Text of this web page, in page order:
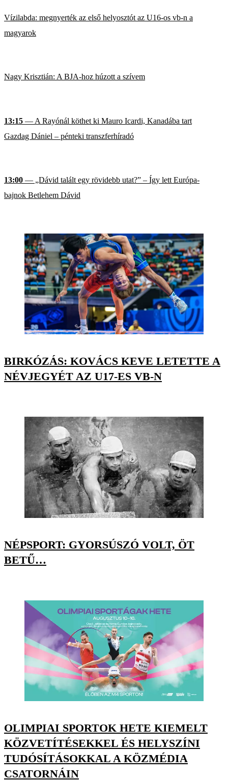
Vízilabda: megnyerték az első helyosztót az U16-os vb-n a
magyarok
Nagy Krisztián: A BJA-hoz húzott a szívem
13:15 — A Rayónál köthet ki Mauro Icardi, Kanadába tart
Gazdag Dániel – pénteki transzferhíradó
13:00 — „Dávid talált egy rövidebb utat?” – Így lett Európa-
bajnok Betlehem Dávid
BIRKÓZÁS: KOVÁCS KEVE LETETTE A
NÉVJEGYÉT AZ U17-ES VB-N
NÉPSPORT: GYORSÚSZÓ VOLT, ÖT
BETŰ…
OLIMPIAI SPORTOK HETE KIEMELT
KÖZVETÍTÉSEKKEL ÉS HELYSZÍNI
TUDÓSÍTÁSOKKAL A KÖZMÉDIA
CSATORNÁIN